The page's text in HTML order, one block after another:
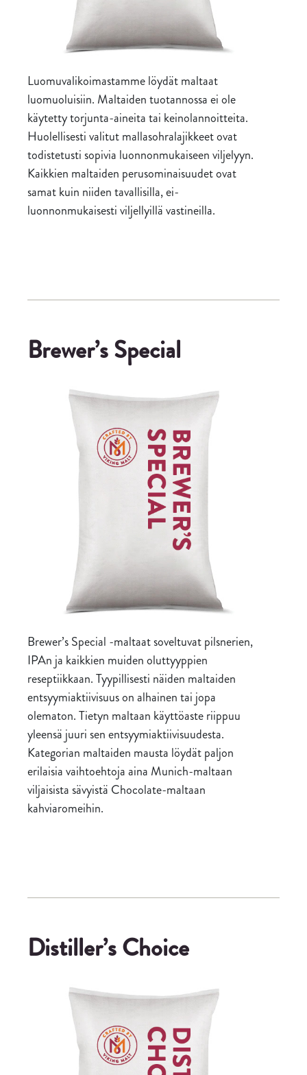
Luomuvalikoimastamme löydät maltaat
luomuoluisiin. Maltaiden tuotannossa ei ole
käytetty torjunta-aineita tai keinolannoitteita.
Huolellisesti valitut mallasohralajikkeet ovat
todistetusti sopivia luonnonmukaiseen viljelyyn.
Kaikkien maltaiden perusominaisuudet ovat
samat kuin niiden tavallisilla, ei-
luonnonmukaisesti viljellyillä vastineilla.
Brewer’s Special
Brewer’s Special -maltaat soveltuvat pilsnerien,
IPAn ja kaikkien muiden oluttyyppien
reseptiikkaan. Tyypillisesti näiden maltaiden
entsyymiaktiivisuus on alhainen tai jopa
olematon. Tietyn maltaan käyttöaste riippuu
yleensä juuri sen entsyymiaktiivisuudesta.
Kategorian maltaiden mausta löydät paljon
erilaisia vaihtoehtoja aina Munich-maltaan
viljaisista sävyistä Chocolate-maltaan
kahviaromeihin.
Distiller’s Choice